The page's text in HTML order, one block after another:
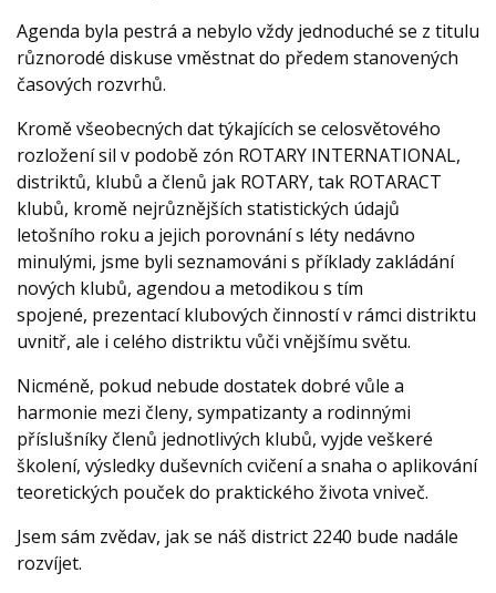
Agenda byla pestrá a nebylo vždy jednoduché se z titulu
různorodé diskuse vměstnat do předem stanovených
časových rozvrhů.
Kromě všeobecných dat týkajících se celosvětového
rozložení sil v podobě zón ROTARY INTERNATIONAL,
distriktů, klubů a členů jak ROTARY, tak ROTARACT
klubů, kromě nejrůznějších statistických údajů
letošního roku a jejich porovnání s léty nedávno
minulými, jsme byli seznamováni s příklady zakládání
nových klubů, agendou a metodikou s tím
spojené, prezentací klubových činností v rámci distriktu
uvnitř, ale i celého distriktu vůči vnějšímu světu.
Nicméně, pokud nebude dostatek dobré vůle a
harmonie mezi členy, sympatizanty a rodinnými
příslušníky členů jednotlivých klubů, vyjde veškeré
školení, výsledky duševních cvičení a snaha o aplikování
teoretických pouček do praktického života vniveč.
Jsem sám zvědav, jak se náš district 2240 bude nadále
rozvíjet.